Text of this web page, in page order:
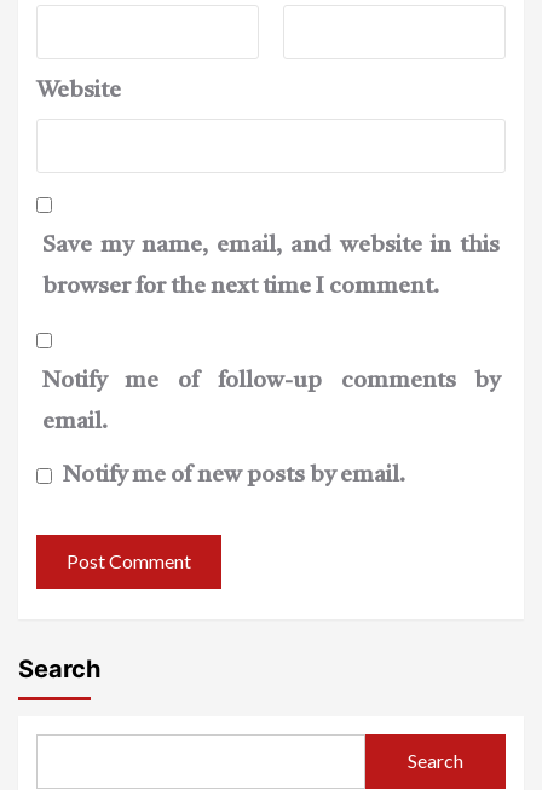
Website
Save my name, email, and website in this
browser for the next time I comment.
Notify me of follow-up comments by
email.
Notify me of new posts by email.
Search
Search